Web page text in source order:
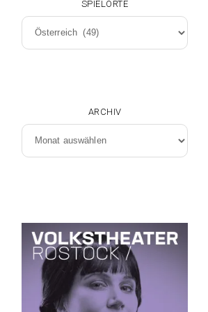
SPIELORTE
Spielorte
ARCHIV
Archiv